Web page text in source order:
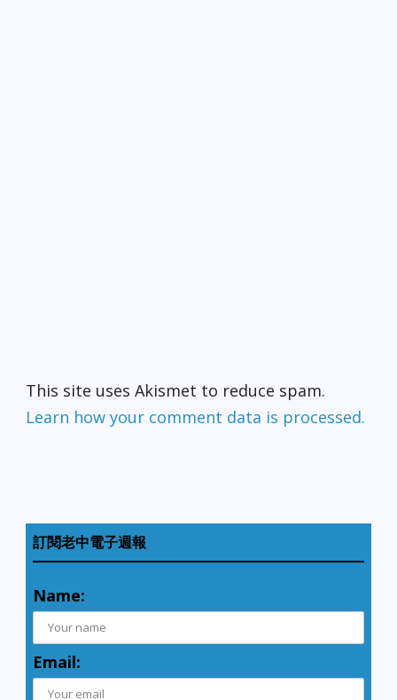
This site uses Akismet to reduce spam.
Learn how your comment data is processed.
訂閱老中電子週報
Name:
Email: